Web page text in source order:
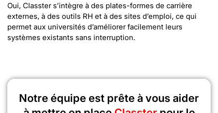
Oui, Classter s’intègre à des plates-formes de carrière
externes, à des outils RH et à des sites d’emploi, ce qui
permet aux universités d’améliorer facilement leurs
systèmes existants sans interruption.
Notre équipe est prête à vous aider